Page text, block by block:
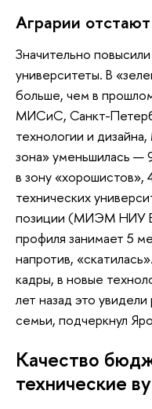
Аграрии отстают
Значительно
университеты. В
больше, чем в
МИСиС, Санкт-
технологии и
зона» уменьшилась —
в зону «хорошистов»,
технических
позиции (МИЭМ НИУ
профиля занимает 5
напротив,
кадры, в новые
лет назад это
семьи, подчеркнул
Качество
технические